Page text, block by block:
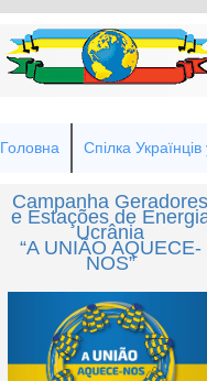
Головна Спілка Українців
Campanha Geradores
e Estações de
Ucrânia
“A UNIÃO AQUECE-
NOS”